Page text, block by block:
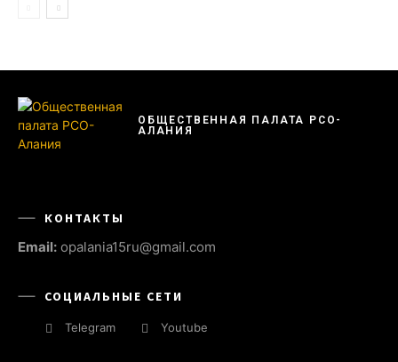
ОБЩЕСТВЕННАЯ ПАЛАТА РСО-
АЛАНИЯ
КОНТАКТЫ
Email: opalania15ru@gmail.com
СОЦИАЛЬНЫЕ СЕТИ
Telegram Youtube